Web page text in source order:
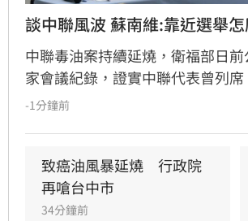
談中聯風波 蘇南維:靠近選舉
中聯毒油案持續延燒，衛福部日
家會議紀錄，證實中聯代表曾列
疑，與會的台大教授蘇南維還原現
演變為政治議題，並解釋當初主
準」是基於營養標示的務實考量
正）
-1分鐘前
致癌油風暴延燒　行政院
再嗆台中市
34分鐘前